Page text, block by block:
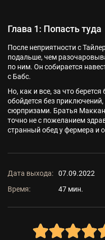
Глава 1: Попасть туда
После неприятности с
подальше, чем
по ним. Он собирается
с Бабс.
Но, как и все, за что
обойдется без
сюрпризами. Братья
точно не с пожеланием
странный обед у фермера и
Дата выхода:
07.09.2022
Время:
47 мин.